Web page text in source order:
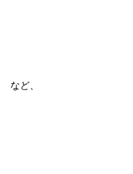
など、